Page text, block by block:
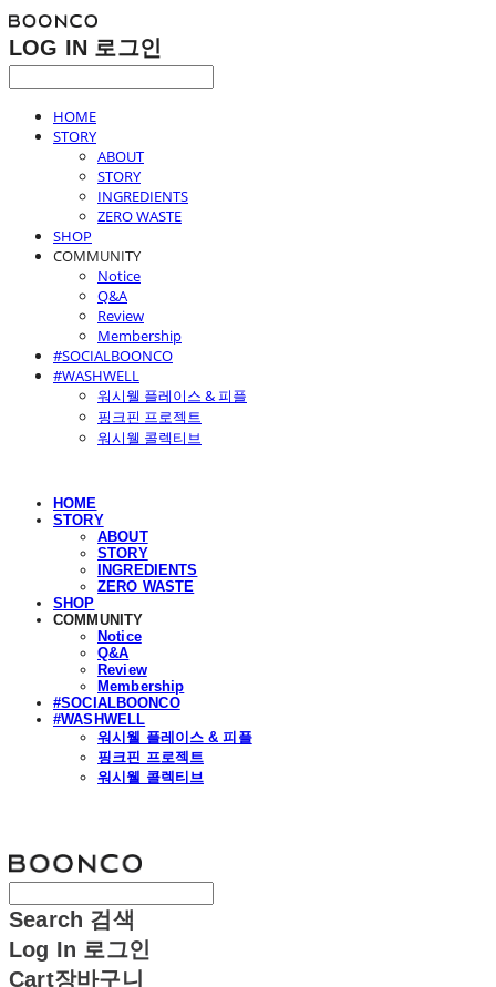
LOG IN 로그인
HOME
STORY
ABOUT
STORY
INGREDIENTS
ZERO WASTE
SHOP
COMMUNITY
Notice
Q&A
Review
Membership
#SOCIALBOONCO
#WASHWELL
워시웰 플레이스 & 피플
핑크핀 프로젝트
워시웰 콜렉티브
HOME
STORY
ABOUT
STORY
INGREDIENTS
ZERO WASTE
SHOP
COMMUNITY
Notice
Q&A
Review
Membership
#SOCIALBOONCO
#WASHWELL
워시웰 플레이스 & 피플
핑크핀 프로젝트
워시웰 콜렉티브
Search 검색
Log In 로그인
Cart장바구니